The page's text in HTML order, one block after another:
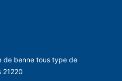
de benne tous type de
21220